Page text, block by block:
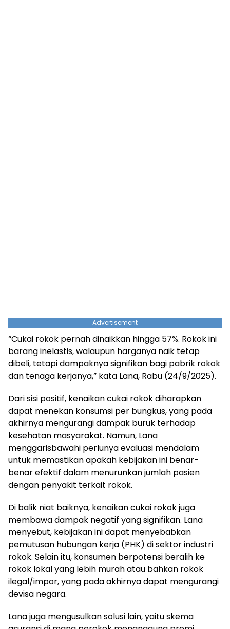
Advertisement
“Cukai rokok pernah dinaikkan hingga 57%. Rokok ini
barang inelastis, walaupun harganya naik tetap
dibeli, tetapi dampaknya signifikan bagi pabrik rokok
dan tenaga kerjanya,” kata Lana, Rabu (24/9/2025).
Dari sisi positif, kenaikan cukai rokok diharapkan
dapat menekan konsumsi per bungkus, yang pada
akhirnya mengurangi dampak buruk terhadap
kesehatan masyarakat. Namun, Lana
menggarisbawahi perlunya evaluasi mendalam
untuk memastikan apakah kebijakan ini benar-
benar efektif dalam menurunkan jumlah pasien
dengan penyakit terkait rokok.
Di balik niat baiknya, kenaikan cukai rokok juga
membawa dampak negatif yang signifikan. Lana
menyebut, kebijakan ini dapat menyebabkan
pemutusan hubungan kerja (PHK) di sektor industri
rokok. Selain itu, konsumen berpotensi beralih ke
rokok lokal yang lebih murah atau bahkan rokok
ilegal/impor, yang pada akhirnya dapat mengurangi
devisa negara.
Lana juga mengusulkan solusi lain, yaitu skema